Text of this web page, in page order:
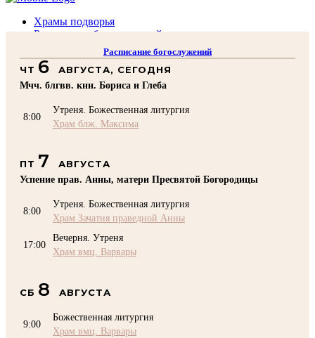
Храмы подворья
Расписание богослужений
Воскресная школа
Преподаватели Воскресной школы
Катехизация
Помочь Подворью
Расписание богослужений
ЧТ 6 АВГУСТА, СЕГОДНЯ
Мчч. блгвв. кнн. Бориса и Глеба
8:00
Утреня. Божественная литургия
Храм блж. Максима
ПТ 7
АВГУСТА
Успение прав. Анны, матери Пресвятой Богородицы
8:00
Утреня. Божественная литургия
Храм Зачатия праведной Анны
17:00
Вечерня. Утреня
Храм вмц. Варвары
СБ 8 АВГУСТА
9:00
Божественная литургия
Храм вмц. Варвары